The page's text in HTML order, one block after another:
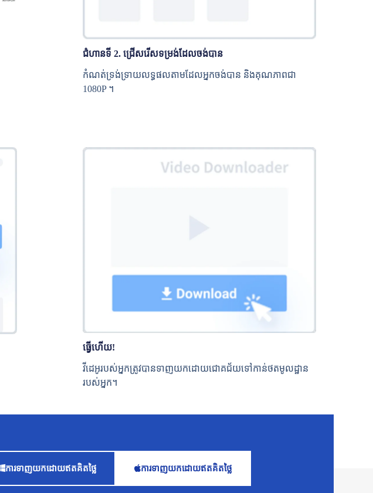
ជំហានទី 2. ជ្រើសរើសទម្រង់ដែលចង់បាន
កំណត់ទ្រង់ទ្រាយលទ្ធផលតាមដែលអ្នកចង់បាន និងគុណភាពជា
1080P ។
ធ្វើហើយ!
វីដេអូរបស់អ្នកត្រូវបានទាញយកដោយជោគជ័យទៅកាន់ថតមូលដ្ឋាន
របស់អ្នក។
ការ​ទាញ​យក​ដោយ​ឥត​គិត​ថ្លៃ ការ​ទាញ​យក​ដោយ​ឥត​គិត​ថ្លៃ